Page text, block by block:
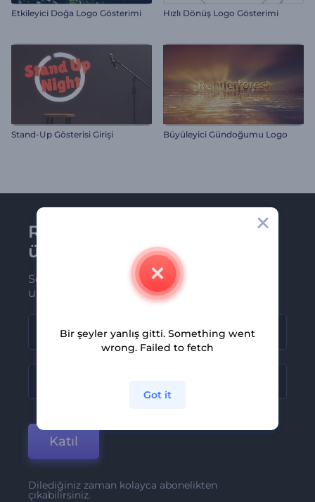
Etkileyici Doğa Logo Gösterimi Hızlı Dönüş Logo Gösterimi
Stand-Up Gösterisi Girişi Büyüleyici Gündoğumu Logo
Renderforest bültenine
üye olun
Son haber ve tekliflerimiz ilk olarak size
ulaşsın
Katıl
Dilediğiniz zaman kolayca abonelikten
çıkabilirsiniz.
Bir şeyler yanlış gitti. Something went
wrong. Failed to fetch
Got it